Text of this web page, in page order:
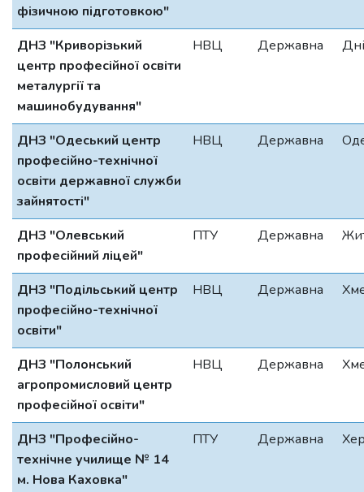
фізичною підготовкою"
ДНЗ "Криворізький
центр професійної освіти
металургії та
машинобудування"
НВЦ Державна
ДНЗ "Одеський центр
професійно-технічної
освіти державної служби
зайнятості"
НВЦ Державна
ДНЗ "Олевський
професійний ліцей"
ПТУ Державна
ДНЗ "Подільський центр
професійно-технічної
освіти"
НВЦ Державна
ДНЗ "Полонський
агропромисловий центр
професійної освіти"
НВЦ Державна
ДНЗ "Професійно-
технічне училище № 14
м. Нова Каховка"
ПТУ Державна